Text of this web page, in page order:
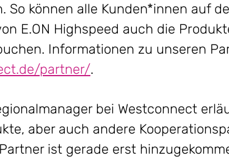
So können alle Kunden*innen auf
E.ON Highspeed auch die
Informationen zu unseren
partner/.
bei Westconnect
aber auch andere
ist gerade erst